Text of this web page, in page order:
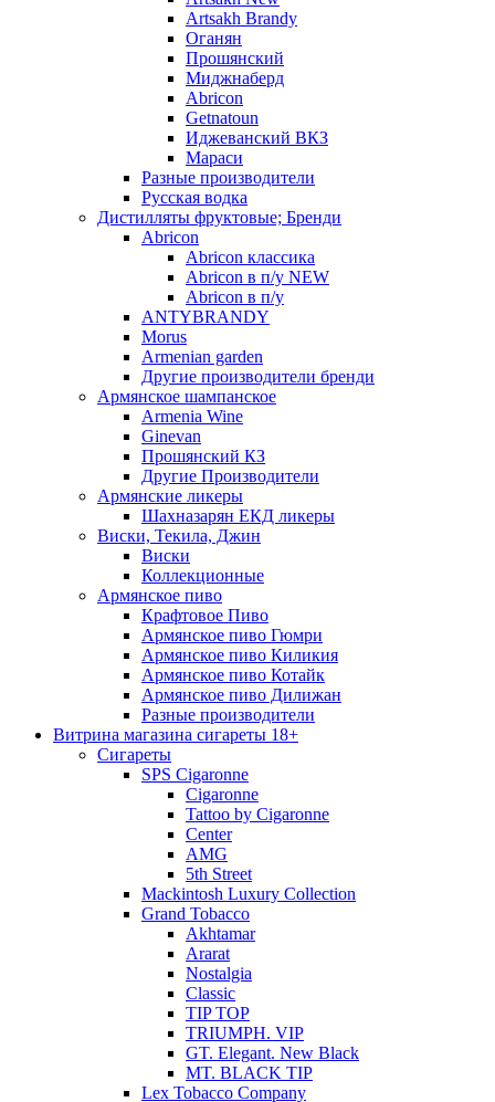
Artsakh Brandy
Оганян
Прошянский
Миджнаберд
Abricon
Getnatoun
Иджеванский ВКЗ
Мараси
Разные производители
Русская водка
Дистилляты фруктовые; Бренди
Abricon
Abricon классика
Abricon в п/у NEW
Abricon в п/у
ANTYBRANDY
Morus
Armenian garden
Другие производители бренди
Армянское шампанское
Armenia Wine
Ginevan
Прошянский КЗ
Другие Производители
Армянские ликеры
Шахназарян ЕКД ликеры
Виски, Текила, Джин
Виски
Коллекционные
Армянское пиво
Крафтовое Пиво
Армянское пиво Гюмри
Армянское пиво Киликия
Армянское пиво Котайк
Армянское пиво Дилижан
Разные производители
Витрина магазина сигареты 18+
Cигареты
SPS Cigaronne
Сigaronne
Tattoo by Cigaronne
Center
AMG
5th Street
Mackintosh Luxury Collection
Grand Tobacco
Akhtamar
Ararat
Nostalgia
Classic
TIP TOP
TRIUMPH. VIP
GT. Elegant. New Black
MT. BLACK TIP
Lex Tobacco Company